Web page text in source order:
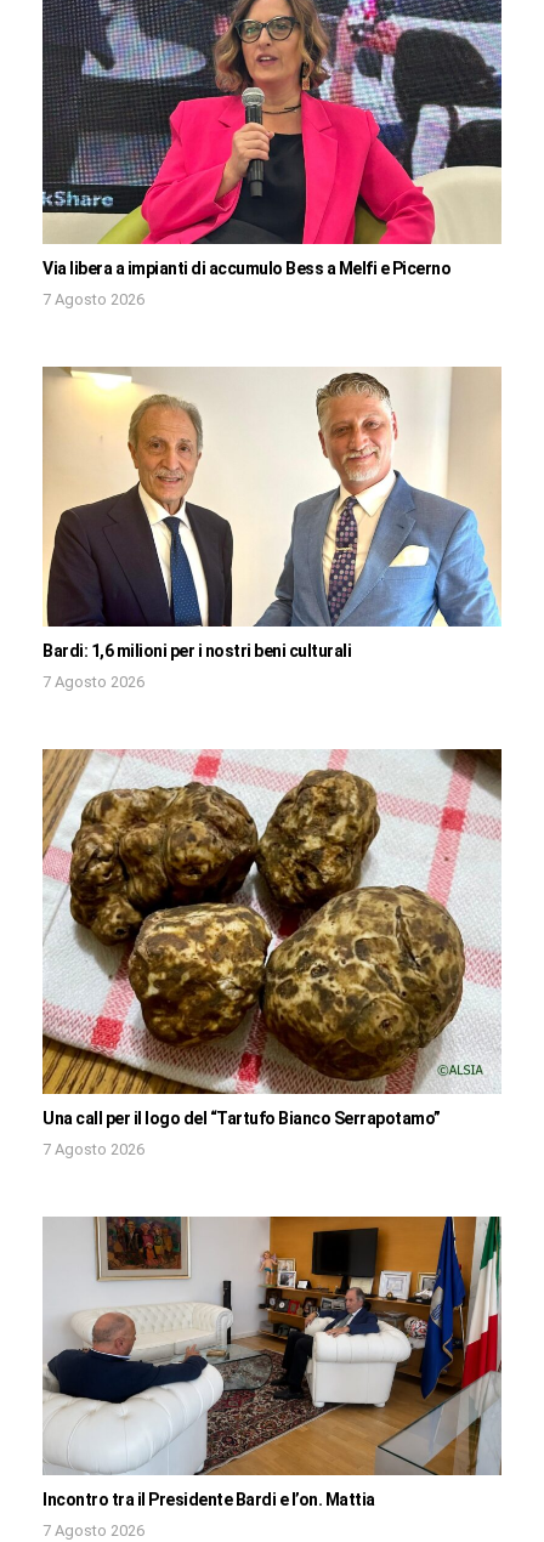
Via libera a impianti di accumulo Bess a Melfi e Picerno
7 Agosto 2026
Bardi: 1,6 milioni per i nostri beni culturali
7 Agosto 2026
Una call per il logo del “Tartufo Bianco Serrapotamo”
7 Agosto 2026
Incontro tra il Presidente Bardi e l’on. Mattia
7 Agosto 2026